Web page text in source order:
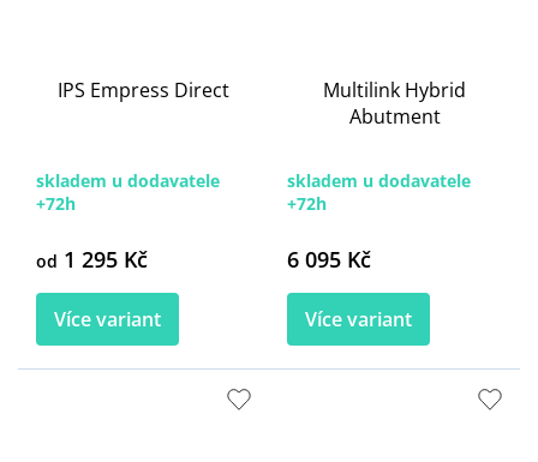
IPS Empress Direct
skladem u dodavatele
+72h
od 1 295 Kč
Více variant
Multilink Hybrid
Abutment
skladem u dodavatele
+72h
6 095 Kč
Více variant